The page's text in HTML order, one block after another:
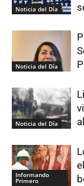
Noticia del Día
Noticia del Día
Noticia del Día
Informando
Primero